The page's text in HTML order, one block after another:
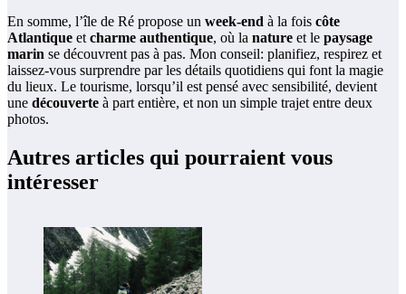
En somme, l’île de Ré propose un week-end à la fois côte
Atlantique et charme authentique, où la nature et le paysage
marin se découvrent pas à pas. Mon conseil: planifiez, respirez et
laissez-vous surprendre par les détails quotidiens qui font la magie
du lieux. Le tourisme, lorsqu’il est pensé avec sensibilité, devient
une découverte à part entière, et non un simple trajet entre deux
photos.
Autres articles qui pourraient vous
intéresser